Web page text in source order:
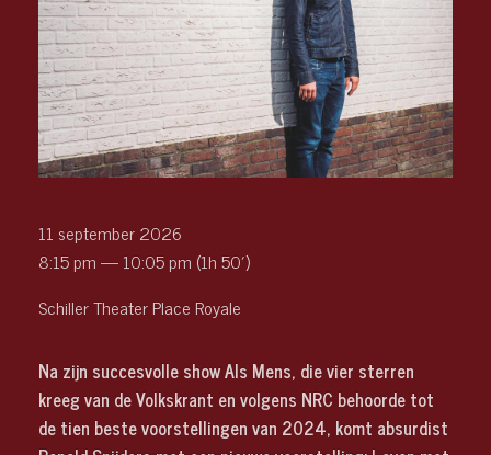
Na zijn succesvolle show Als Mens, die vier sterren
kreeg van de Volkskrant en volgens NRC behoorde tot
de tien beste voorstellingen van 2024, komt absurdist
11 september 2026
8:15 pm — 10:05 pm (1h 50′)
Schiller Theater Place Royale